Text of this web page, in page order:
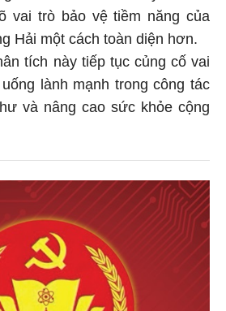
vai trò bảo vệ tiềm năng của
Hải một cách toàn diện hơn.
tích này tiếp tục củng cố vai
lành mạnh trong công tác
và nâng cao sức khỏe cộng